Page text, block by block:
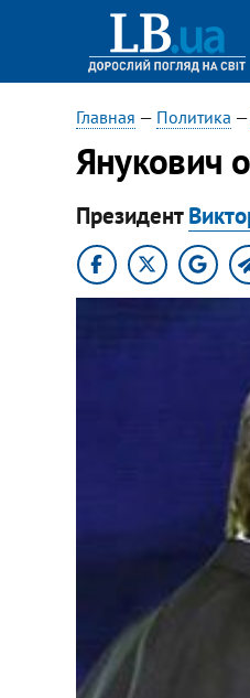
Главная — Политика —
Янукович
Президент